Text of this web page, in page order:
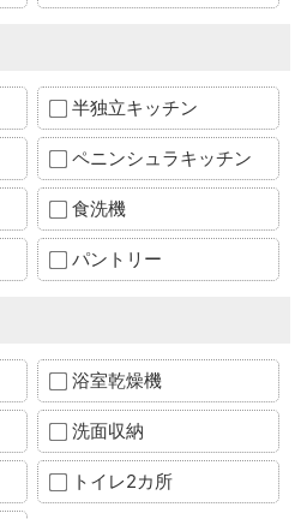
半独立キッチン
ペニンシュラキッチン
食洗機
パントリー
浴室乾燥機
洗面収納
トイレ2カ所